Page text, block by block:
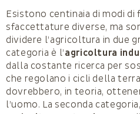
Esistono centinaia di modi
sfaccettature diverse, ma
dividere l’agricoltura in due
categoria è l’agricoltura
dalla costante ricerca per
che regolano i cicli della
dovrebbero, in teoria,
l’uomo. La seconda